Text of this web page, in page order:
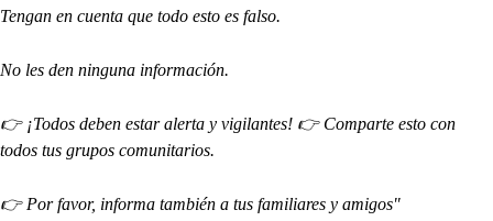
Tengan en cuenta que todo esto es falso.
No les den ninguna información.
👉 ¡Todos deben estar alerta y vigilantes! 👉 Comparte esto con
todos tus grupos comunitarios.
👉 Por favor, informa también a tus familiares y amigos"